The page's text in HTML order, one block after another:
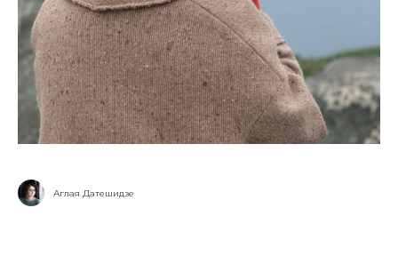
Аглая Датешидзе